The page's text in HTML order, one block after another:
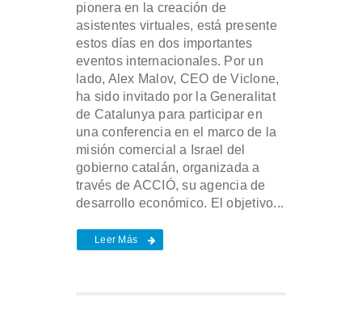
pionera en la creación de
asistentes virtuales, está presente
estos días en dos importantes
eventos internacionales. Por un
lado, Alex Malov, CEO de Viclone,
ha sido invitado por la Generalitat
de Catalunya para participar en
una conferencia en el marco de la
misión comercial a Israel del
gobierno catalán, organizada a
través de ACCIÓ, su agencia de
desarrollo económico. El objetivo...
Leer Más